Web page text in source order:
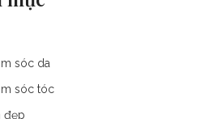
sóc da
sóc tóc
đẹp